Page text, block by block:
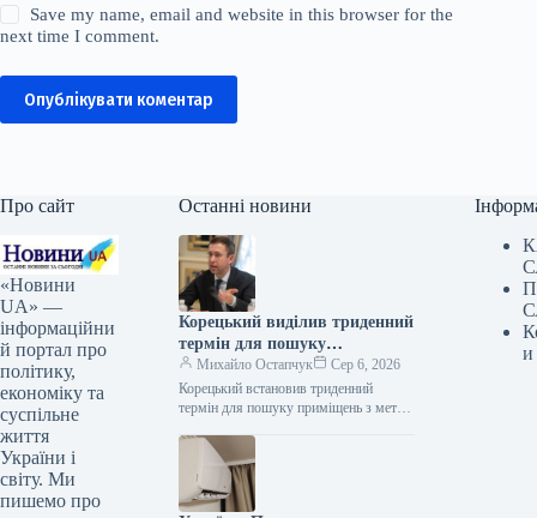
Save my name, email and website in this browser for the
next time I comment.
Опублікувати коментар
Про сайт
«Новини
UA» —
інформаційни
й портал про
політику,
економіку та
суспільне
життя
України і
світу. Ми
пишемо про
Останні новини
Корецький виділив триденний
термін для пошуку
приміщень, де можна буде
розосередити складські
потужності.
Михайло Остапчук
Сер 6, 2026
Корецький встановив триденний
термін для пошуку приміщень з метою
потужностей Відео 06.08.2026 10:40
Укрінформ Прем’єр-міністр Сергій
Корецький провів…
и